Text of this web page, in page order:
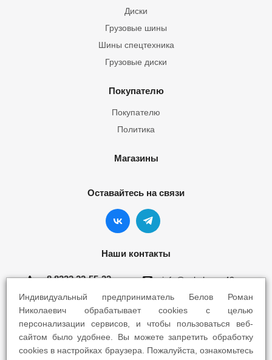
Грузовые шины
Шины спецтехника
Диски
Грузовые диски
Покупателю
Покупателю
Политика
Магазины
Оставайтесь на связи
Наши контакты
8 8332 22-55-22 info@yokohama43.ru
Киров, ул. Ломоносова 5Б
Киров, ул. Профсоюзная 7А
Индивидуальный предприниматель Белов Роман
Николаевич обрабатывает cookies с целью
персонализации сервисов, и чтобы пользоваться веб-
сайтом было удобнее. Вы можете запретить обработку
cookies в настройках браузера. Пожалуйста, ознакомьтесь